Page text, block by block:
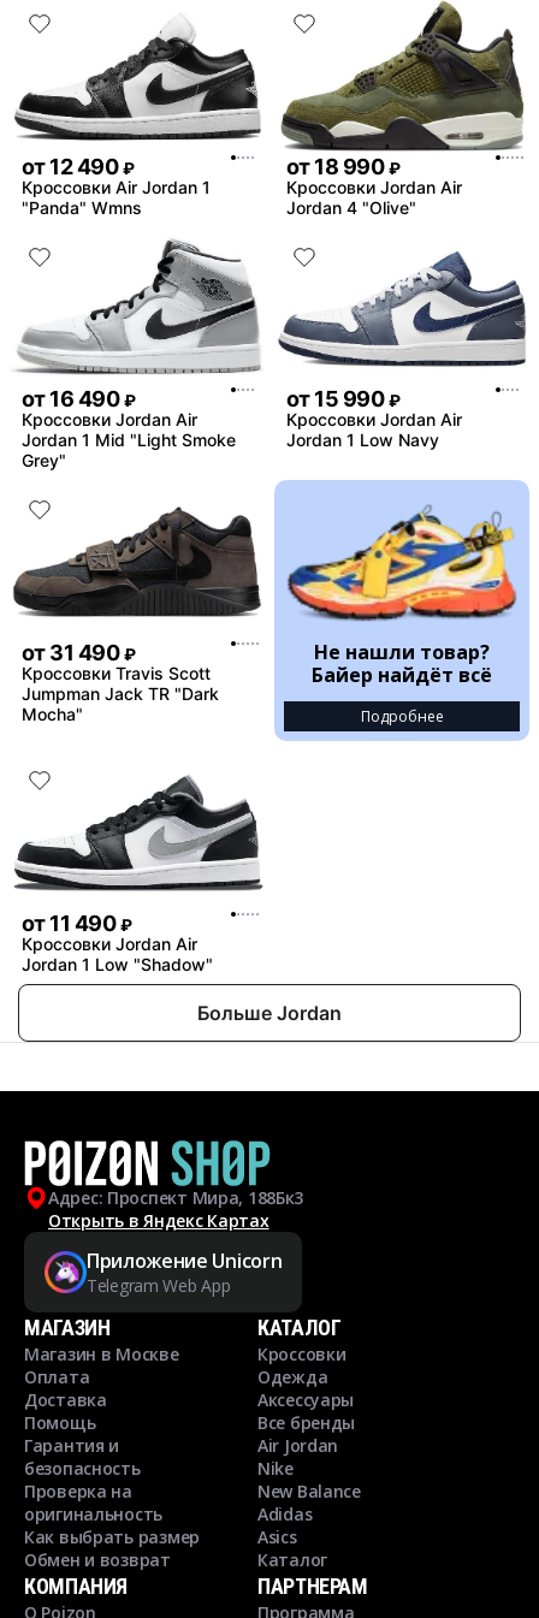
от12 490 ₽
Кроссовки Air Jordan 1
"Panda" Wmns
от18 990 ₽
Кроссовки Jordan Air
Jordan 4 "Olive"
от16 490 ₽
Кроссовки Jordan Air
Jordan 1 Mid "Light Smoke
Grey"
от15 990 ₽
Кроссовки Jordan Air
Jordan 1 Low Navy
от31 490 ₽
Кроссовки Travis Scott
Jumpman Jack TR "Dark
Mocha"
Не нашли товар?
Байер найдёт всё
Подробнее
от11 490 ₽
Кроссовки Jordan Air
Jordan 1 Low "Shadow"
Больше Jordan
Адрес: Проспект Мира, 188Бк3
Открыть в Яндекс Картах
Приложение Unicorn
Telegram Web App
МАГАЗИН
Магазин в Москве
Оплата
Доставка
Помощь
Гарантия и
безопасность
Проверка на
оригинальность
Как выбрать размер
Обмен и возврат
КАТАЛОГ
Кроссовки
Одежда
Аксессуары
Все бренды
Air Jordan
Nike
New Balance
Adidas
Asics
Каталог
КОМПАНИЯ
О Poizon
ПАРТНЕРАМ
Программа